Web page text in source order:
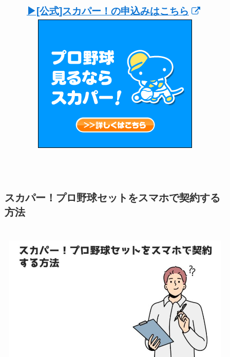
▶︎[公式]スカパー！の申込みはこちら
スカパー！プロ野球セットをスマホで契約する
方法